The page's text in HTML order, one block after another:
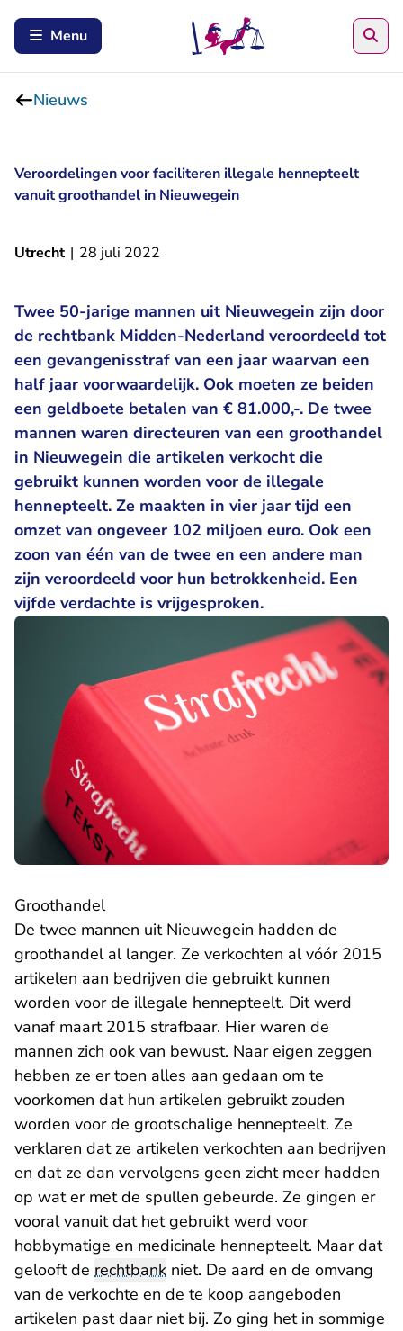
Menu
Nieuws
Veroordelingen voor faciliteren illegale hennepteelt
vanuit groothandel in Nieuwegein
Utrecht | 28 juli 2022
Twee 50-jarige mannen uit Nieuwegein zijn door
de rechtbank Midden-Nederland veroordeeld tot
een gevangenisstraf van een jaar waarvan een
half jaar voorwaardelijk. Ook moeten ze beiden
een geldboete betalen van € 81.000,-. De twee
mannen waren directeuren van een groothandel
in Nieuwegein die artikelen verkocht die
gebruikt kunnen worden voor de illegale
hennepteelt. Ze maakten in vier jaar tijd een
omzet van ongeveer 102 miljoen euro. Ook een
zoon van één van de twee en een andere man
zijn veroordeeld voor hun betrokkenheid. Een
vijfde verdachte is vrijgesproken.
Groothandel
De twee mannen uit Nieuwegein hadden de
groothandel al langer. Ze verkochten al vóór 2015
artikelen aan bedrijven die gebruikt kunnen
worden voor de illegale hennepteelt. Dit werd
vanaf maart 2015 strafbaar. Hier waren de
mannen zich ook van bewust. Naar eigen zeggen
hebben ze er toen alles aan gedaan om te
voorkomen dat hun artikelen gebruikt zouden
worden voor de grootschalige hennepteelt. Ze
verklaren dat ze artikelen verkochten aan bedrijven
en dat ze dan vervolgens geen zicht meer hadden
op wat er met de spullen gebeurde. Ze gingen er
vooral vanuit dat het gebruikt werd voor
hobbymatige en medicinale hennepteelt. Maar dat
gelooft de rechtbank niet. De aard en de omvang
van de verkochte en de te koop aangeboden
artikelen past daar niet bij. Zo ging het in sommige